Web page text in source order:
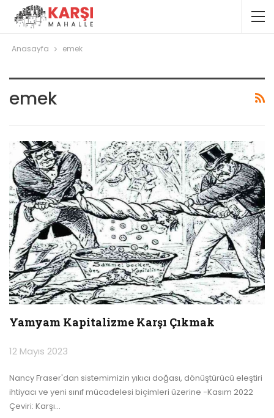
Anasayfa emek
emek
Yamyam Kapitalizme Karşı Çıkmak
12 Mayıs 2023
Nancy Fraser'dan sistemimizin yıkıcı doğası, dönüştürücü eleştiri
ihtiyacı ve yeni sınıf mücadelesi biçimleri üzerine -Kasım 2022
Çeviri: Karşı…